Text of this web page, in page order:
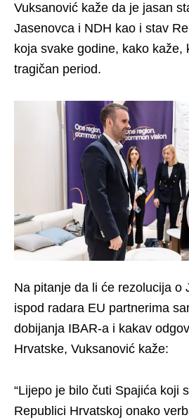
Vuksanović kaže da je jasan
Jasenovca i NDH kao i stav
koja svake godine, kako kaže,
tragičan period.
Na pitanje da li će rezolucija o
ispod radara EU partnerima
dobijanja IBAR-a i kakav
Hrvatske, Vuksanović kaže:
“Lijepo je bilo čuti Spajića koji
Republici Hrvatskoj onako